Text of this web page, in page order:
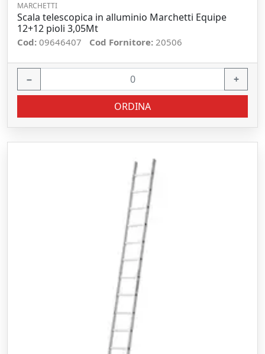
MARCHETTI
Scala telescopica in alluminio Marchetti Equipe
12+12 pioli 3,05Mt
Cod: 09646407 Cod Fornitore: 20506
− +
ORDINA